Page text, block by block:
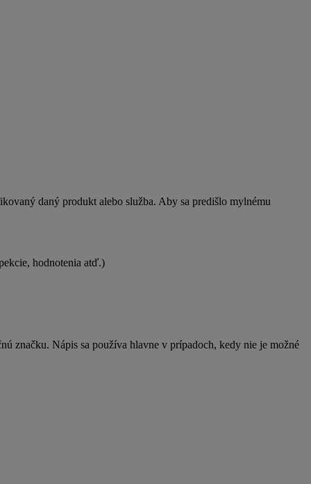
daný produkt alebo služba. Aby sa predišlo mylnému
hodnotenia atď.)
značku. Nápis sa používa hlavne v prípadoch, kedy nie je možné